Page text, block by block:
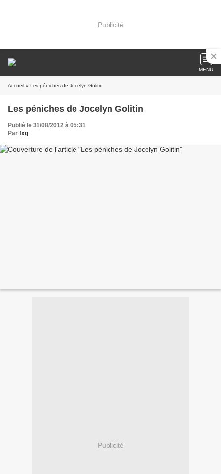
Publicité
MENU
Accueil » Les péniches de Jocelyn Golitin
Les péniches de Jocelyn Golitin
Publié le 31/08/2012 à 05:31
Par fxg
Publicité